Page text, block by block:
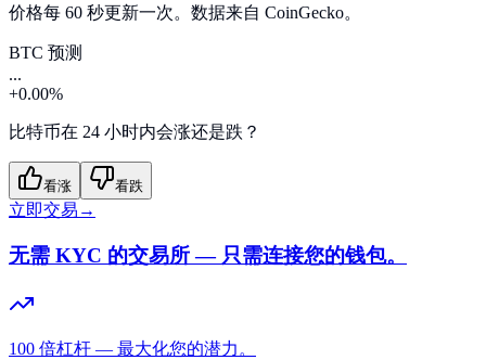
价格每 60 秒更新一次。数据来自 CoinGecko。
BTC 预测
...
+0.00%
比特币在 24 小时内会涨还是跌？
看涨 看跌
立即交易 →
无需 KYC 的交易所 — 只需连接您的钱包。
100 倍杠杆 — 最大化您的潜力。